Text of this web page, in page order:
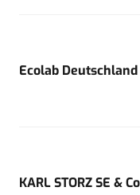
Ecolab Deutschland
KARL STORZ SE &